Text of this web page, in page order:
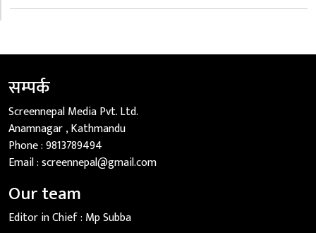
सम्पर्क
Screennepal Media Pvt. Ltd.
Anamnagar , Kathmandu
Phone :9813789494
Email :screennepal@gmail.com
Our team
Editor in Chief : Mp Subba